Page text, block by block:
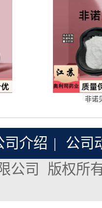
非诺
司介绍 |
公司
公司
版权所